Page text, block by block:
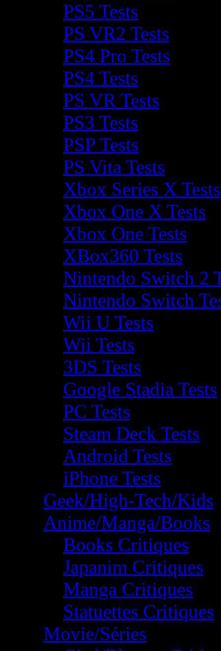
PS5 Tests
PS VR2 Tests
PS4 Pro Tests
PS4 Tests
PS VR Tests
PS3 Tests
PSP Tests
PS Vita Tests
Xbox Series X Tests
Xbox One X Tests
Xbox One Tests
XBox360 Tests
Nintendo Switch 2
Nintendo Switch
Wii U Tests
Wii Tests
3DS Tests
Google Stadia Tests
PC Tests
Steam Deck Tests
Android Tests
iPhone Tests
Geek/High-Tech/Kids
Anime/Manga/Books
Books Critiques
Japanim Critiques
Manga Critiques
Statuettes Critiques
Movie/Séries